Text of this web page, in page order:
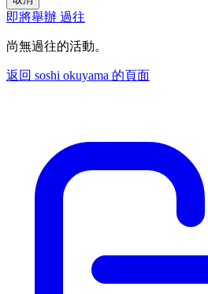
即將舉辦 過往
尚無過往的活動。
返回 soshi okuyama 的頁面